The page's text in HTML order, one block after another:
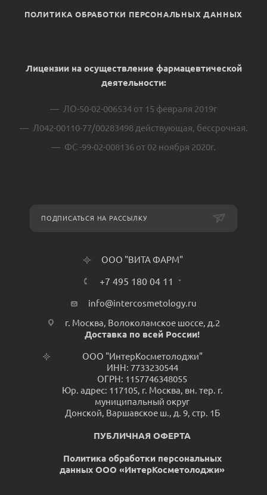
ПОЛИТИКА ОБРАБОТКИ ПЕРСОНАЛЬНЫХ ДАННЫХ
Лицензии на осуществление фармацевтической
деятельности:
ЛО-50-02-006534 от 15 февраля 2019г
Л042-00110-77/00283498 действующая, бессрочная.
ФС -99-02-008136 от 02 ноября 2020г.
ПОДПИСАТЬСЯ НА РАССЫЛКУ
ООО "ВИТА ФАРМ"
+7 495 180 04 11
info@intercosmetology.ru
г. Москва, Волоколамское шоссе, д.2
Доставка по всей России!
ООО "ИнтерКосметолоджи"
ИНН: 7733230544
ОГРН: 1157746348055
Юр. адрес: 117105, г. Москва, вн. тер. г.
муниципальный округ
Донской, Варшавское ш., д. 9, стр. 1Б
ПУБЛИЧНАЯ ОФЕРТА
Политика обработки персональных
данных ООО «ИнтерКосметолоджи»